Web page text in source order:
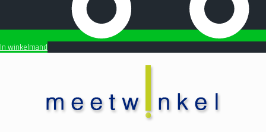
In winkelmand